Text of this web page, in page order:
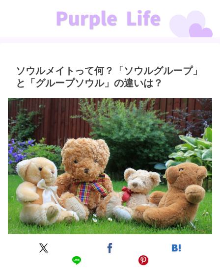
ソウルメイトって何？「ソウルグループ」
と「グループソウル」の違いは？